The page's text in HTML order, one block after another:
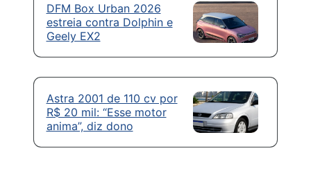
DFM Box Urban 2026
estreia contra Dolphin e
Geely EX2
Astra 2001 de 110 cv por
R$ 20 mil: “Esse motor
anima”, diz dono